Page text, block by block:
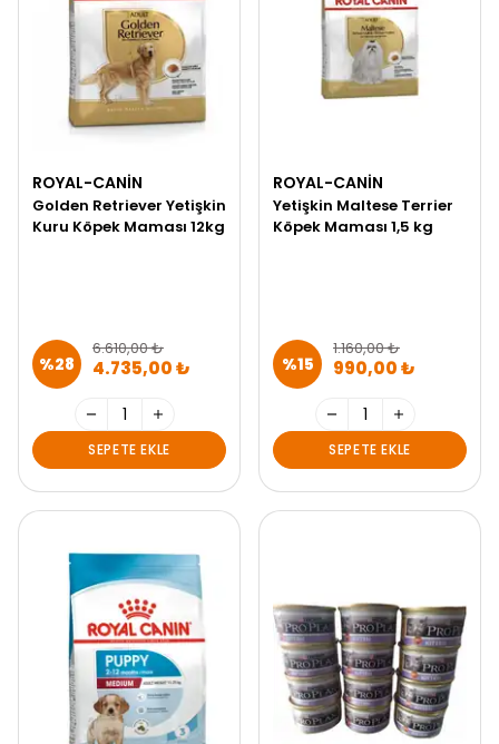
ROYAL-CANIN
Golden Retriever Yetişkin
Kuru Köpek Maması 12kg
%28
6.610,00 ₺
4.735,00 ₺
SEPETE EKLE
ROYAL-CANIN
Yetişkin Maltese Terrier
Köpek Maması 1,5 kg
%15
1.160,00 ₺
990,00 ₺
SEPETE EKLE